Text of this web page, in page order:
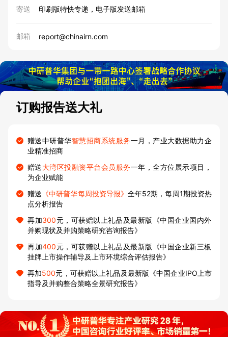
寄送 印刷版特快专递，电子版发送邮箱
邮箱 report@chinairn.com
订购报告送大礼
赠送中研普华智慧招商系统服务一月，产业大数据助力企
业精准招商
赠送大湾区投融资平台会员服务一年，全方位展示项目，
为企业赋能
赠送 《中研普华每周投资导报》全年52期，每周1期投资热
点分析报告
再加300元，可获赠以上礼品及最新版《中国企业国内外
并购现状及并购策略研究咨询报告》
再加400元，可获赠以上礼品及最新版《中国企业新三板
挂牌上市操作辅导及上市环境综合评估报告》
再加500元，可获赠以上礼品及最新版《中国企业IPO上市
指导及并购整合策略全景研究报告》